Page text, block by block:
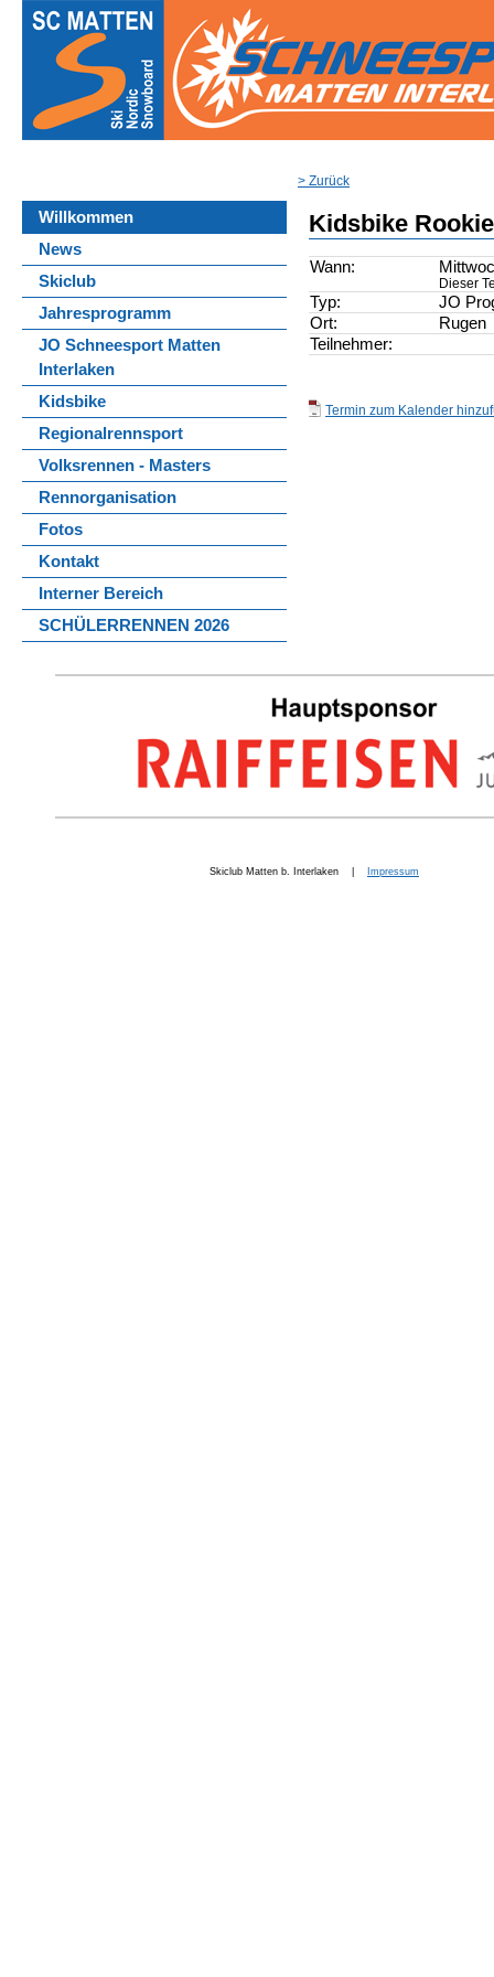
Willkommen
News
Skiclub
Jahresprogramm
JO Schneesport Matten
Interlaken
Kidsbike
Regionalrennsport
Volksrennen - Masters
Rennorganisation
Fotos
Kontakt
Interner Bereich
SCHÜLERRENNEN 2026
> Zurück
Kidsbike
Wann:
Dieser
Typ:
JO
Ort:
Rugen
Teilnehmer:
Termin zum Kalender
Skiclub Matten b. Interlaken | Impressum